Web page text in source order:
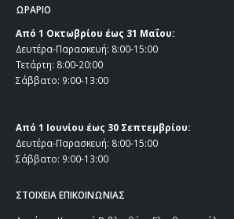
ΩΡΑΡΙΟ
Από 1 Οκτωβρίου έως 31 Μαΐου:
Δευτέρα-Παρασκευή: 8:00-15:00
Τετάρτη: 8:00-20:00
Σάββατο: 9:00-13:00
Από 1 Ιουνίου έως 30 Σεπτεμβρίου:
Δευτέρα-Παρασκευή: 8:00-15:00
Σάββατο: 9:00-13:00
ΣΤΟΙΧΕΙΑ ΕΠΙΚΟΙΝΩΝΙΑΣ